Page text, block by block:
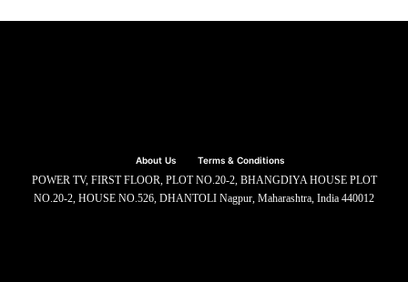
About Us Terms & Conditions
POWER TV, FIRST FLOOR, PLOT NO.20-2, BHANGDIYA HOUSE PLOT
NO.20-2, HOUSE NO.526, DHANTOLI Nagpur, Maharashtra, India 440012